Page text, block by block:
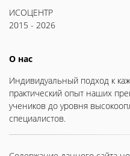
ИСОЦЕНТР
2015 - 2026
О нас
Индивидуальный подход к
практический опыт наших
учеников до уровня
специалистов.